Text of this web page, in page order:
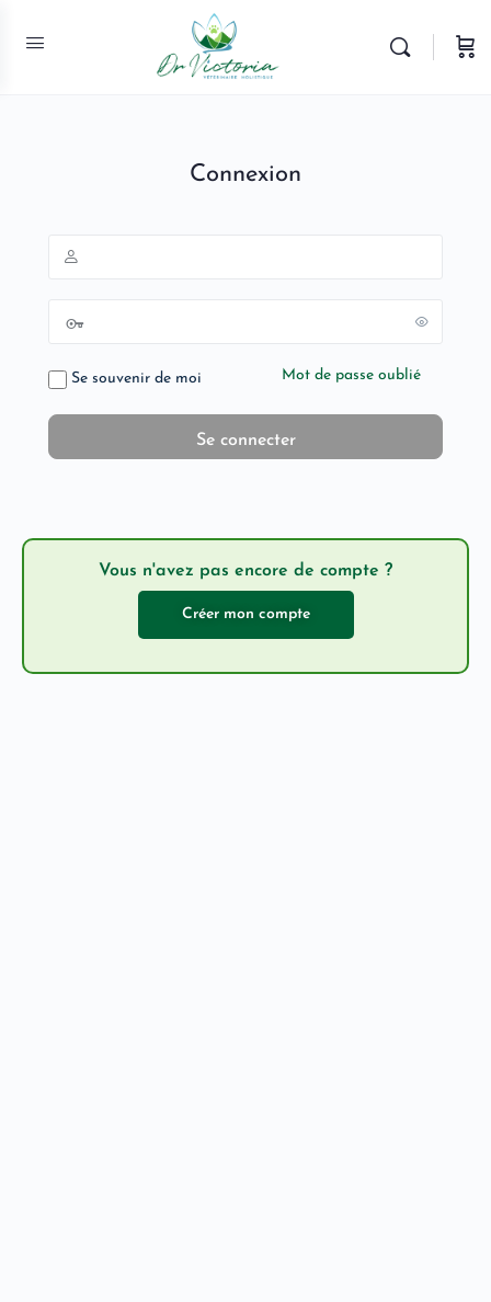
Connexion
Se souvenir de moi Mot de passe oublié
Vous n'avez pas encore de compte ?
Créer mon compte